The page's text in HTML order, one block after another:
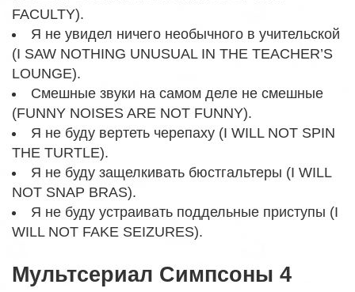
FACULTY).
Я не увидел ничего необычного в учительской
(I SAW NOTHING UNUSUAL IN THE TEACHER’S
LOUNGE).
Смешные звуки на самом деле не смешные
(FUNNY NOISES ARE NOT FUNNY).
Я не буду вертеть черепаху (I WILL NOT SPIN
THE TURTLE).
Я не буду защелкивать бюстгальтеры (I WILL
NOT SNAP BRAS).
Я не буду устраивать поддельные приступы (I
WILL NOT FAKE SEIZURES).
Мультсериал Симпсоны 4